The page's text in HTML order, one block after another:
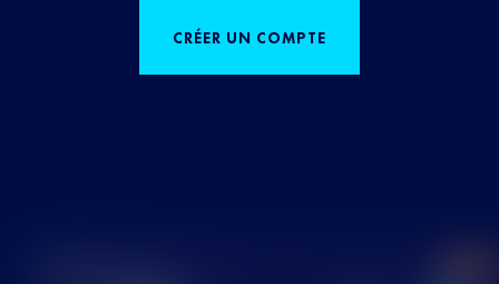
CRÉER UN COMPTE